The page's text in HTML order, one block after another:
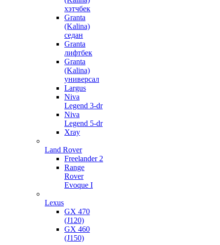
хэтчбек
Granta
(Kalina)
седан
Granta
лифтбек
Granta
(Kalina)
универсал
Largus
Niva
Legend 3-dr
Niva
Legend 5-dr
Xray
Land Rover
Freelander 2
Range
Rover
Evoque I
Lexus
GX 470
(J120)
GX 460
(J150)